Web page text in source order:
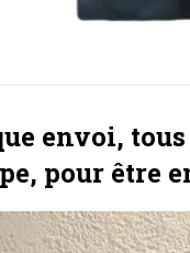
envoi,
pour être